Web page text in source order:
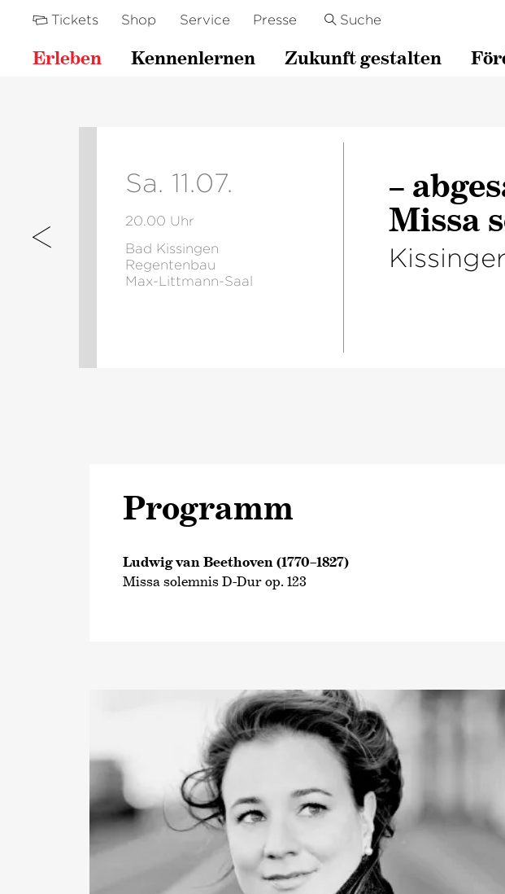
Tickets Shop Service Presse Suche
Erleben Kennenlernen Zukunft gestalten
Sa. 11.07.
20.00 Uhr
Bad Kissingen
Regentenbau
Max-Littmann-Saal
–
Missa
Programm
Ludwig van Beethoven (1770–1827)
Missa solemnis D-Dur op. 123